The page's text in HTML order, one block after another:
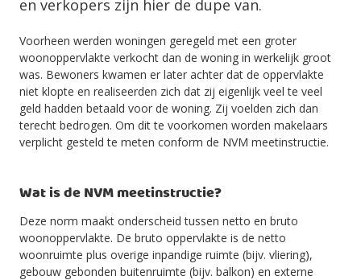
en verkopers zijn hier de dupe van.
Voorheen werden woningen geregeld met een groter
woonoppervlakte verkocht dan de woning in werkelijk groot
was. Bewoners kwamen er later achter dat de oppervlakte
niet klopte en realiseerden zich dat zij eigenlijk veel te veel
geld hadden betaald voor de woning. Zij voelden zich dan
terecht bedrogen. Om dit te voorkomen worden makelaars
verplicht gesteld te meten conform de NVM meetinstructie.
Wat is de NVM meetinstructie?
Deze norm maakt onderscheid tussen netto en bruto
woonoppervlakte. De bruto oppervlakte is de netto
woonruimte plus overige inpandige ruimte (bijv. vliering),
gebouw gebonden buitenruimte (bijv. balkon) en externe